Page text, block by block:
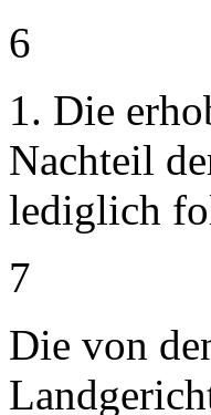
6
1. Die
Nachteil
lediglich
7
Die von